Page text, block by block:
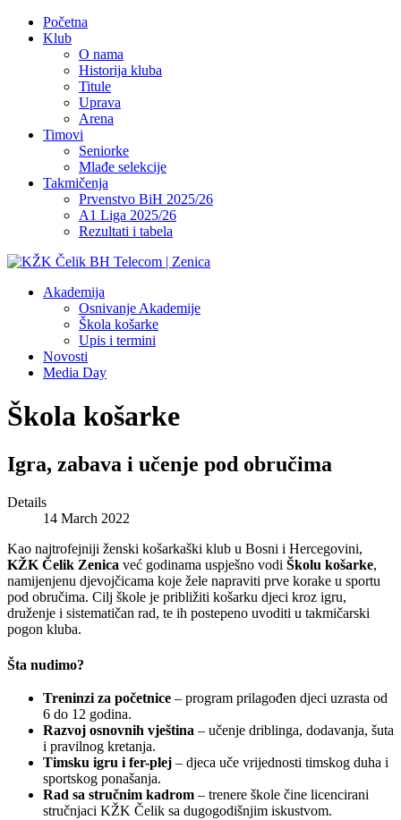
Početna
Klub
O nama
Historija kluba
Titule
Uprava
Arena
Timovi
Seniorke
Mlađe selekcije
Takmičenja
Prvenstvo BiH 2025/26
A1 Liga 2025/26
Rezultati i tabela
Akademija
Osnivanje Akademije
Škola košarke
Upis i termini
Novosti
Media Day
Škola košarke
Igra, zabava i učenje pod obručima
Details
14 March 2022
Kao najtrofejniji ženski košarkaški klub u Bosni i Hercegovini,
KŽK Čelik Zenica već godinama uspješno vodi Školu košarke,
namijenjenu djevojčicama koje žele napraviti prve korake u sportu
pod obručima. Cilj škole je približiti košarku djeci kroz igru,
druženje i sistematičan rad, te ih postepeno uvoditi u takmičarski
pogon kluba.
Šta nudimo?
Treninzi za početnice – program prilagođen djeci uzrasta od
6 do 12 godina.
Razvoj osnovnih vještina – učenje driblinga, dodavanja, šuta
i pravilnog kretanja.
Timsku igru i fer-plej – djeca uče vrijednosti timskog duha i
sportskog ponašanja.
Rad sa stručnim kadrom – trenere škole čine licencirani
stručnjaci KŽK Čelik sa dugogodišnjim iskustvom.